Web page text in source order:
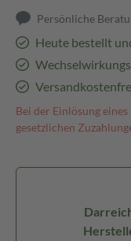
Persönliche
Heute bestellt
Bei der Einlösung
gesetzlichen